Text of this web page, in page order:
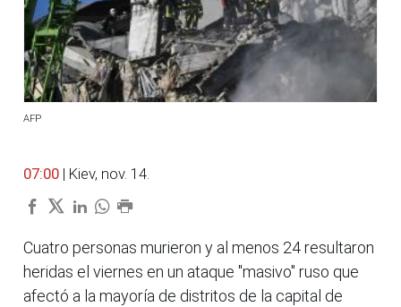
AFP
07:00 | Kiev, nov. 14.
Cuatro personas murieron y al menos 24 resultaron
heridas el viernes en un ataque "masivo" ruso que
afectó a la mayoría de distritos de la capital de